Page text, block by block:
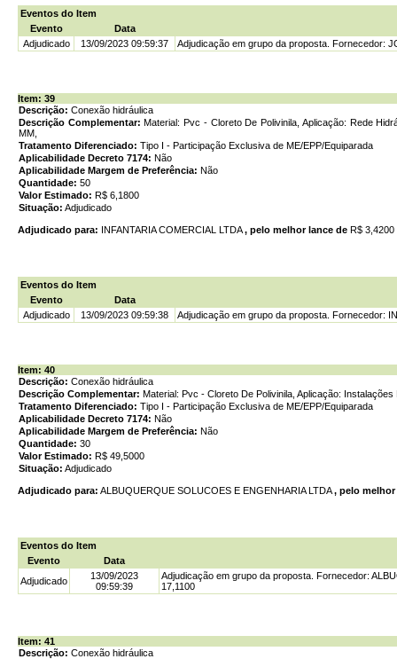
Eventos do Item
Evento
Data
Adjudicado
13/09/2023 09:59:37 Adjudicação em grupo da proposta. Fornecedor:
Item: 39
Descrição: Conexão hidráulica
Descrição Complementar: Material: Pvc - Cloreto De Polivinila, Aplicação: Rede
MM,
Tratamento Diferenciado: Tipo I - Participação Exclusiva de ME/EPP/Equiparada
Aplicabilidade Decreto 7174: Não
Aplicabilidade Margem de Preferência: Não
Quantidade: 50
Valor Estimado: R$ 6,1800
Situação: Adjudicado
Adjudicado para: INFANTARIA COMERCIAL LTDA, pelo melhor lance de R$ 3,4200
Eventos do Item
Evento
Data
Adjudicado
13/09/2023 09:59:38 Adjudicação em grupo da proposta. Fornecedor:
Item: 40
Descrição: Conexão hidráulica
Descrição Complementar: Material: Pvc - Cloreto De Polivinila, Aplicação:
Tratamento Diferenciado: Tipo I - Participação Exclusiva de ME/EPP/Equiparada
Aplicabilidade Decreto 7174: Não
Aplicabilidade Margem de Preferência: Não
Quantidade: 30
Valor Estimado: R$ 49,5000
Situação: Adjudicado
Adjudicado para: ALBUQUERQUE SOLUCOES E ENGENHARIA LTDA, pelo melhor
Eventos do Item
Evento
Data
Adjudicado
13/09/2023
09:59:39
Adjudicação em grupo da proposta. Fornecedor:
17,1100
Item: 41
Descrição: Conexão hidráulica